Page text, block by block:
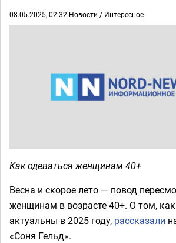
08.05.2025, 02:32 Новости / Интересное
Как одеваться женщинам 40+
Весна и скорое лето — повод
женщинам в возрасте 40+. О том,
актуальны в 2025 году, рассказали
«Соня Гельд».